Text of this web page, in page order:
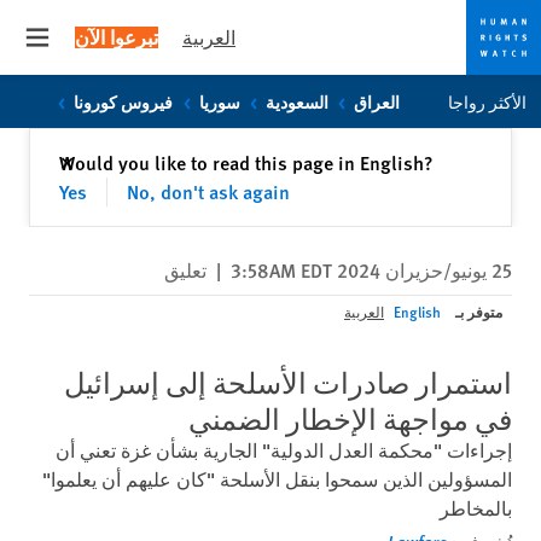
Skip
to
Skip
to
العربية تبرعوا الآن
الأكثر رواجا العراق السعودية سوريا فيروس كورونا
Would you like to read this page in English?
Yes
No, don't ask again
✕إغلاق
25 يونيو/حزيران 2024 3:58AM EDT | تعليق
متوفر بـ English العربية
استمرار صادرات الأسلحة إلى إسرائيل
في مواجهة الإخطار الضمني
إجراءات "محكمة العدل الدولية" الجارية بشأن غزة تعني أن
المسؤولين الذين سمحوا بنقل الأسلحة "كان عليهم أن يعلموا"
بالمخاطر